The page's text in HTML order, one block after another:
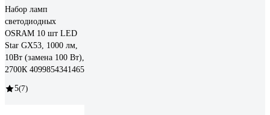
Набор ламп
светодиодных
OSRAM 10 шт LED
Star GX53, 1000 лм,
10Вт (замена 100 Вт),
2700К 4099854341465
5(7)